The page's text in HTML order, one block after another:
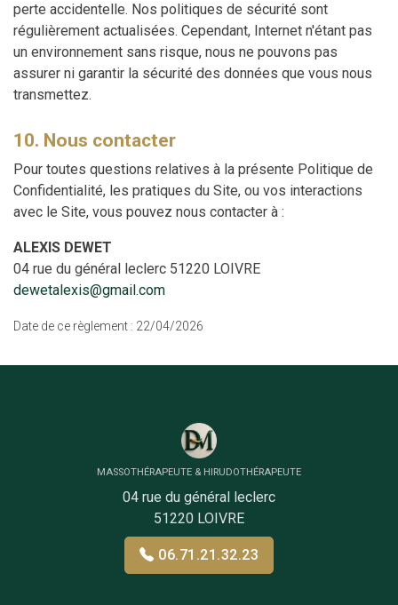
perte accidentelle. Nos politiques de sécurité sont
régulièrement actualisées. Cependant, Internet n'étant pas
un environnement sans risque, nous ne pouvons pas
assurer ni garantir la sécurité des données que vous nous
transmettez.
10. Nous contacter
Pour toutes questions relatives à la présente Politique de
Confidentialité, les pratiques du Site, ou vos interactions
avec le Site, vous pouvez nous contacter à :
ALEXIS DEWET
04 rue du général leclerc 51220 LOIVRE
dewetalexis@gmail.com
Date de ce règlement : 22/04/2026
MASSOTHÉRAPEUTE & HIRUDOTHÉRAPEUTE
04 rue du général leclerc
51220 LOIVRE
06.71.21.32.23